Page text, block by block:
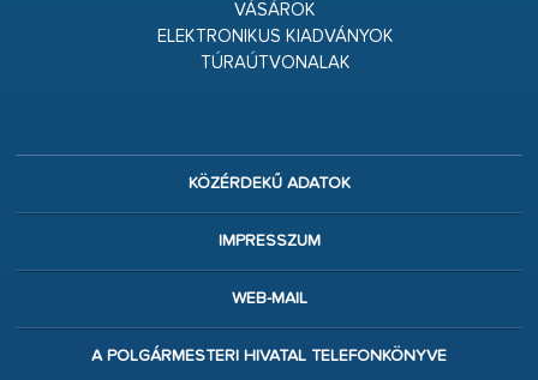
VÁSÁROK
ELEKTRONIKUS KIADVÁNYOK
TÚRAÚTVONALAK
KÖZÉRDEKŰ ADATOK
IMPRESSZUM
WEB-MAIL
A POLGÁRMESTERI HIVATAL TELEFONKÖNYVE